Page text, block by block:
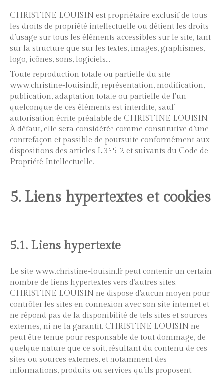
CHRISTINE LOUISIN est propriétaire exclusif de tous
les droits de propriété intellectuelle ou détient les droits
d’usage sur tous les éléments accessibles sur le site, tant
sur la structure que sur les textes, images, graphismes,
logo, icônes, sons, logiciels…
Toute reproduction totale ou partielle du site
www.christine-louisin.fr, représentation, modification,
publication, adaptation totale ou partielle de l'un
quelconque de ces éléments est interdite, sauf
autorisation écrite préalable de CHRISTINE LOUISIN.
À défaut, elle sera considérée comme constitutive d’une
contrefaçon et passible de poursuite conformément aux
dispositions des articles L.335-2 et suivants du Code de
Propriété Intellectuelle.
5. Liens hypertextes et cookies
5.1. Liens hypertexte
Le site www.christine-louisin.fr peut contenir un certain
nombre de liens hypertextes vers d’autres sites.
CHRISTINE LOUISIN ne dispose d'aucun moyen pour
contrôler les sites en connexion avec son site internet et
ne répond pas de la disponibilité de tels sites et sources
externes, ni ne la garantit. CHRISTINE LOUISIN ne
peut être tenue pour responsable de tout dommage, de
quelque nature que ce soit, résultant du contenu de ces
sites ou sources externes, et notamment des
informations, produits ou services qu’ils proposent.